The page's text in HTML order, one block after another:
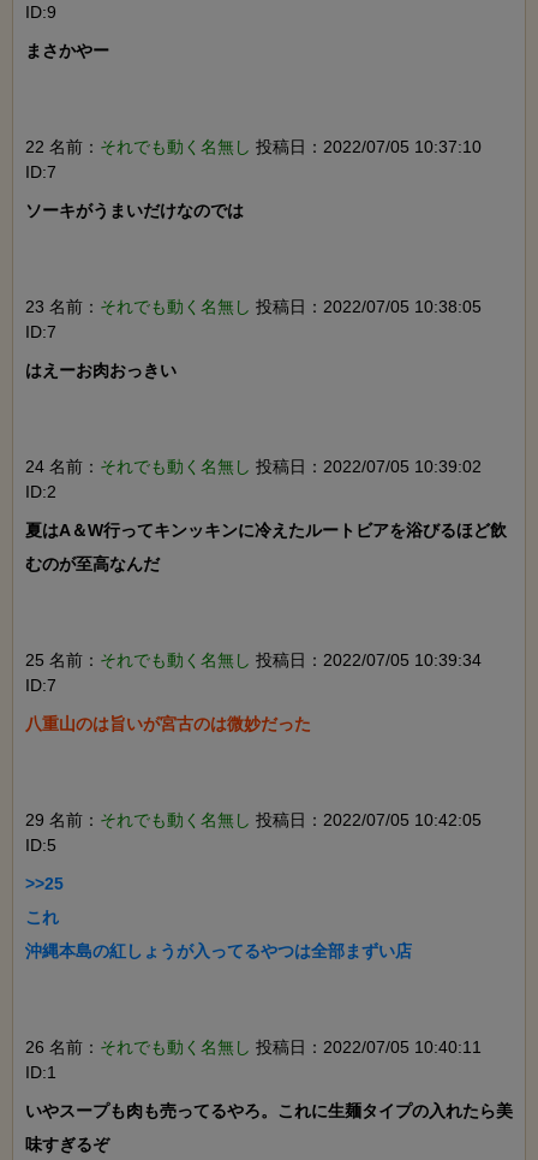
ID:9
まさかやー
22 名前： それでも動く名無し 投稿日：2022/07/05 10:37:10
ID:7
ソーキがうまいだけなのでは
23 名前： それでも動く名無し 投稿日：2022/07/05 10:38:05
ID:7
はえーお肉おっきい
24 名前： それでも動く名無し 投稿日：2022/07/05 10:39:02
ID:2
夏はA＆W行ってキンッキンに冷えたルートビアを浴びるほど飲
むのが至高なんだ
25 名前： それでも動く名無し 投稿日：2022/07/05 10:39:34
ID:7
八重山のは旨いが宮古のは微妙だった
29 名前： それでも動く名無し 投稿日：2022/07/05 10:42:05
ID:5
>>25
これ
沖縄本島の紅しょうが入ってるやつは全部まずい店
26 名前： それでも動く名無し 投稿日：2022/07/05 10:40:11
ID:1
いやスープも肉も売ってるやろ。これに生麺タイプの入れたら美
味すぎるぞ